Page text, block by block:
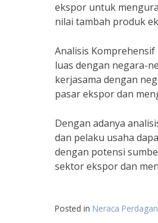
ekspor untuk
nilai tambah produk
Analisis
luas dengan negara-
kerjasama dengan
pasar ekspor dan
Dengan adanya
dan pelaku usaha
dengan potensi
sektor ekspor dan
Posted in Neraca